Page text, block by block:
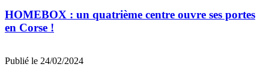
HOMEBOX : un quatrième centre ouvre ses portes
en Corse !
Publié le 24/02/2024